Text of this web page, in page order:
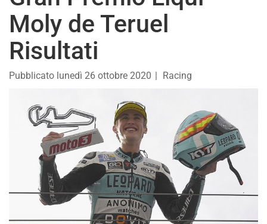
Moly de Teruel
Risultati
Pubblicato lunedì 26 ottobre 2020 Racing